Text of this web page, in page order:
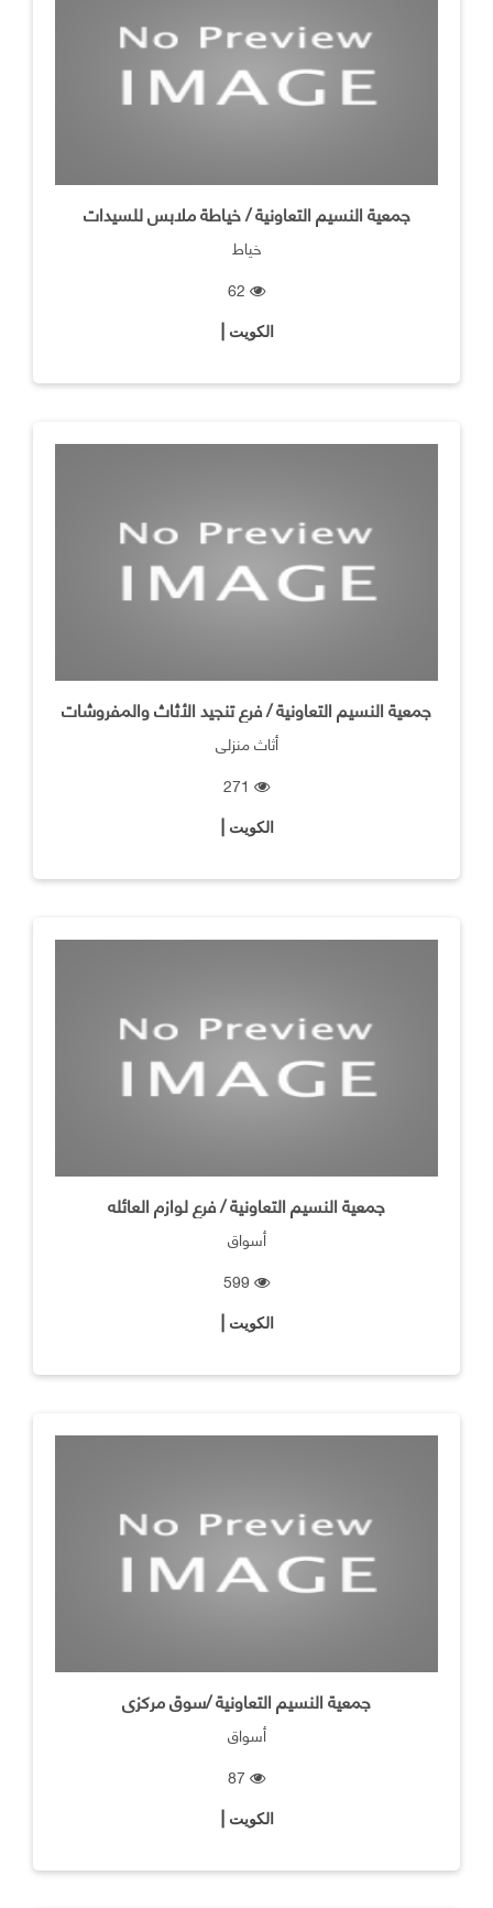
جمعية النسيم التعاونية / خياطة ملابس للسيدات
خياط
الكويت |
جمعية النسيم التعاونية / فرع تنجيد الأثاث والمفروشات
أثاث منزلي
الكويت |
جمعية النسيم التعاونية / فرع لوازم العائله
أسواق
الكويت |
جمعية النسيم التعاونية /سوق مركزى
أسواق
الكويت |